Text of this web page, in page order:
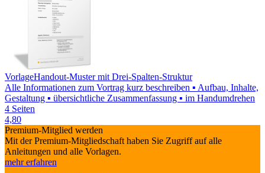
VorlageHandout-Muster mit Drei-Spalten-Struktur
Alle Informationen zum Vortrag kurz beschreiben ▪ Aufbau, Inhalte,
Gestaltung ▪ übersichtliche Zusammenfassung ▪ im Handumdrehen
4 Seiten
4,80
Premium-Mitglied werden
Mit der Premium-Mitgliedschaft haben Sie Zugriff auf alle
Anleitungen und alle Vorlagen.
mehr erfahren